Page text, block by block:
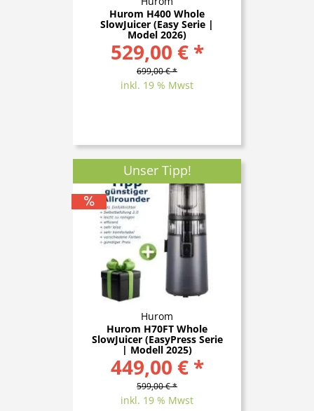
Hurom H400 Whole
SlowJuicer (Easy Serie |
Model 2026)
529,00 € *
699,00 € *
inkl. 19 % Mwst
Unser Tipp!
Hurom
Hurom H70FT Whole
SlowJuicer (EasyPress Serie
| Modell 2025)
449,00 € *
599,00 € *
inkl. 19 % Mwst